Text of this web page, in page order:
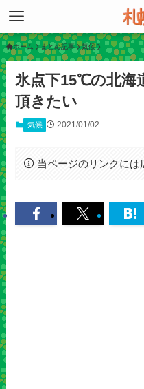
ホーム まとめ記事 気候
氷点下15℃の北海
頂きたい
気候 2021/01/02
当ページのリンクには